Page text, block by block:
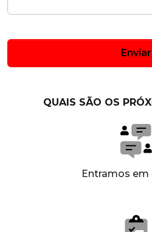
Enviar
QUAIS SÃO OS
Entramos